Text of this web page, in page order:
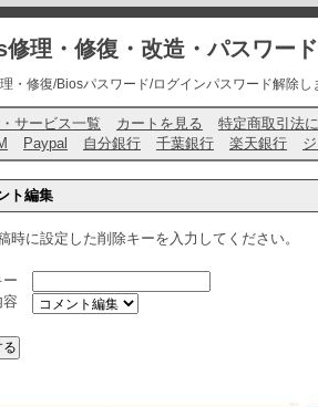
理・修復・改造・パスワー
・修復/Biosパスワード/ログインパスワード解除
サービス一覧 カートを見る
特定商取引法
Paypal 自分銀行 千葉銀行 楽天銀行
ト編集
時に設定した削除キーを入力してください。